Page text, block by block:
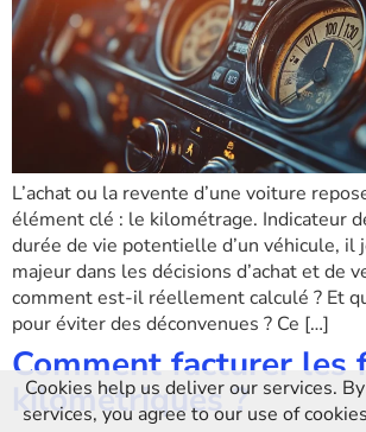
L’achat ou la revente d’une voiture
élément clé : le kilométrage. Indicateur
durée de vie potentielle d’un véhicule, il
majeur dans les décisions d’achat et de
comment est-il réellement calculé ? Et
pour éviter des déconvenues ? Ce […]
Comment facturer les
kilométriques ?
Cookies help us deliver our services.
services, you agree to our use of